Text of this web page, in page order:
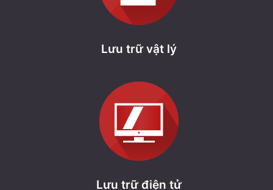
Lưu trữ vật lý
Lưu trữ điện tử